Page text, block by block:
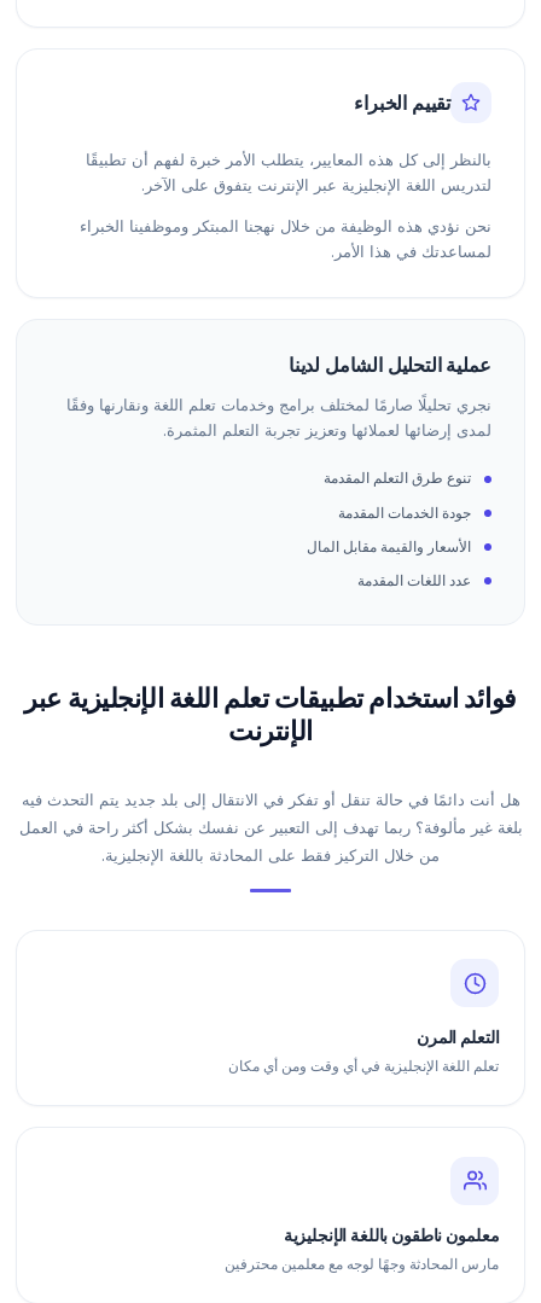
تقييم الخبراء
بالنظر إلى كل هذه المعايير، يتطلب الأمر خبرة لفهم أن تطبيقًا
لتدريس اللغة الإنجليزية عبر الإنترنت يتفوق على الآخر.
نحن نؤدي هذه الوظيفة من خلال نهجنا المبتكر وموظفينا الخبراء
لمساعدتك في هذا الأمر.
عملية التحليل الشامل لدينا
نجري تحليلًا صارمًا لمختلف برامج وخدمات تعلم اللغة ونقارنها وفقًا
لمدى إرضائها لعملائها وتعزيز تجربة التعلم المثمرة.
تنوع طرق التعلم المقدمة
جودة الخدمات المقدمة
الأسعار والقيمة مقابل المال
عدد اللغات المقدمة
فوائد استخدام تطبيقات تعلم اللغة الإنجليزية عبر
الإنترنت
هل أنت دائمًا في حالة تنقل أو تفكر في الانتقال إلى بلد جديد يتم التحدث فيه
بلغة غير مألوفة؟ ربما تهدف إلى التعبير عن نفسك بشكل أكثر راحة في العمل
من خلال التركيز فقط على المحادثة باللغة الإنجليزية.
التعلم المرن
تعلم اللغة الإنجليزية في أي وقت ومن أي مكان
معلمون ناطقون باللغة الإنجليزية
مارس المحادثة وجهًا لوجه مع معلمين محترفين